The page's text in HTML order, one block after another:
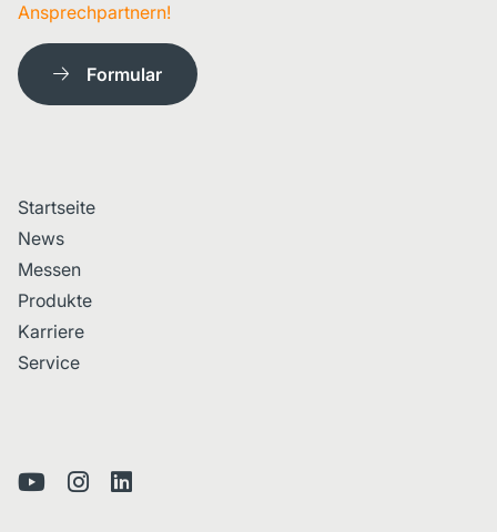
Startseite
News
Messen
Produkte
Karriere
Service
Ansprechpartnern!
Formular